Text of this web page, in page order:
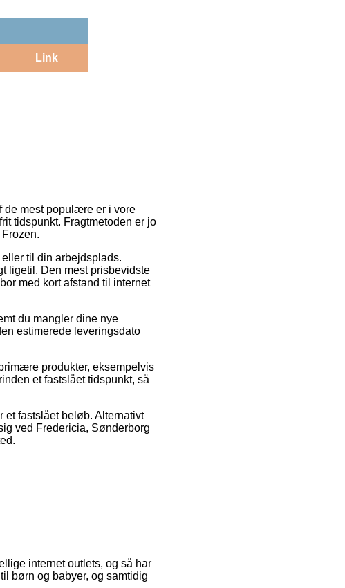
Link
de mest populære er i vore
tidspunkt. Fragtmetoden er jo
til din arbejdsplads.
ligetil. Den mest prisbevidste
med kort afstand til internet
du mangler dine nye
estimerede leveringsdato
produkter, eksempelvis
et fastslået tidspunkt, så
et fastslået beløb. Alternativt
ved Fredericia, Sønderborg
internet outlets, og så har
børn og babyer, og samtidig